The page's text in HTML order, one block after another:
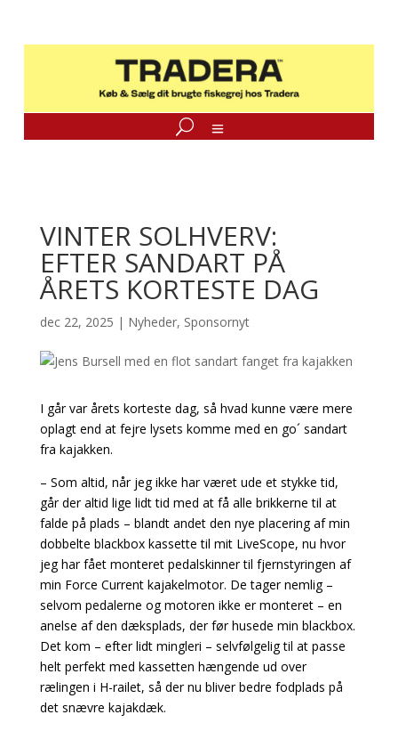
VINTER SOLHVERV:
EFTER SANDART PÅ
ÅRETS KORTESTE DAG
dec 22, 2025 | Nyheder, Sponsornyt
I går var årets korteste dag, så hvad kunne være mere
oplagt end at fejre lysets komme med en go´ sandart
fra kajakken.
– Som altid, når jeg ikke har været ude et stykke tid,
går der altid lige lidt tid med at få alle brikkerne til at
falde på plads – blandt andet den nye placering af min
dobbelte blackbox kassette til mit LiveScope, nu hvor
jeg har fået monteret pedalskinner til fjernstyringen af
min Force Current kajakelmotor. De tager nemlig –
selvom pedalerne og motoren ikke er monteret – en
anelse af den dæksplads, der før husede min blackbox.
Det kom – efter lidt mingleri – selvfølgelig til at passe
helt perfekt med kassetten hængende ud over
rælingen i H-railet, så der nu bliver bedre fodplads på
det snævre kajakdæk.